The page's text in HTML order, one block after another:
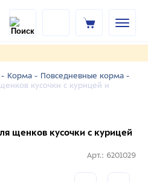
- Корма - Повседневные корма -
кусочки с курицей и
щенков кусочки с курицей
Арт.: 6201029